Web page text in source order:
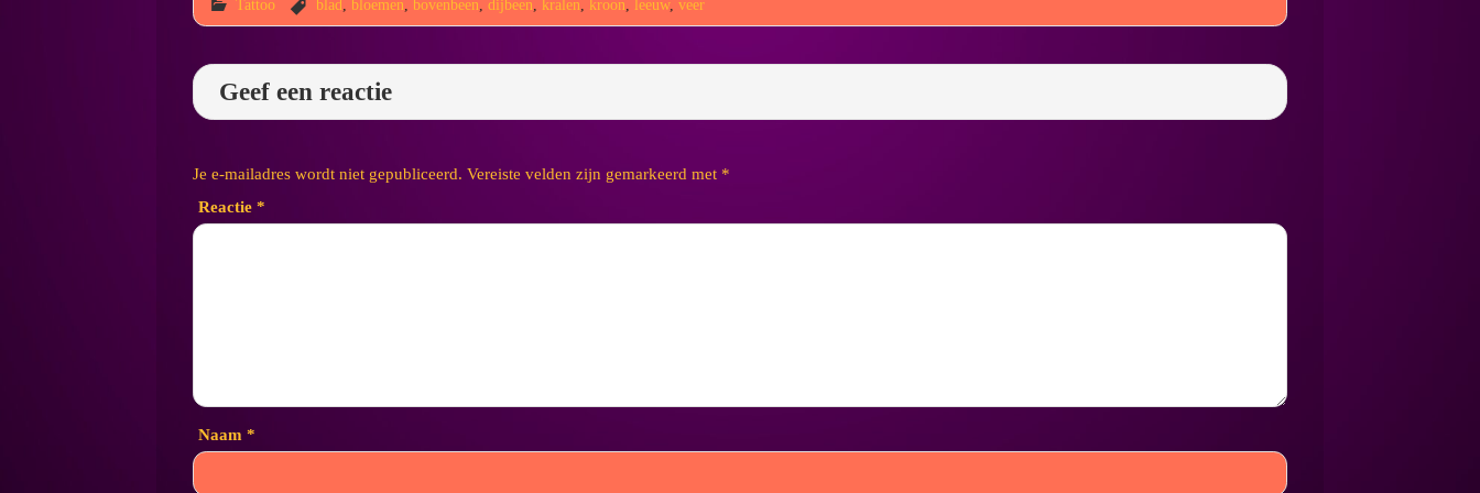
Tattoo blad bloemen bovenbeen ,dijbeen kralen kroon leeuw,veer
Geef een reactie
Je e-mailadres wordt niet gepubliceerd. Vereiste velden zijn gemarkeerd met *
Reactie *
Naam *